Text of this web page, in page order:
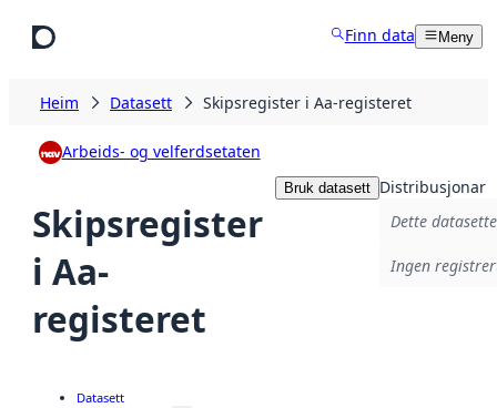
Finn data Meny
Heim Datasett Skipsregister i Aa-registeret
Arbeids- og velferdsetaten
Skipsregister
i Aa-
registeret
Bruk datasett Distribusjonar
Dette
Ingen
Datasett